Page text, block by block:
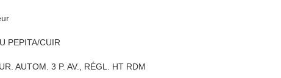
PEPITA/CUIR
AUTOM. 3 P. AV., RÉGL. HT RDM